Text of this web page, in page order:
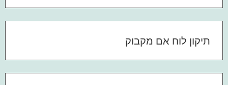
תיקון לוח אם מקבוק